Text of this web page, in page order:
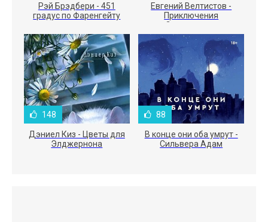
Рэй Брэдбери - 451
градус по Фаренгейту
Евгений Велтистов -
Приключения
Электроника
148
Дэниел Киз - Цветы для
Элджернона
88
В конце они оба умрут -
Сильвера Адам